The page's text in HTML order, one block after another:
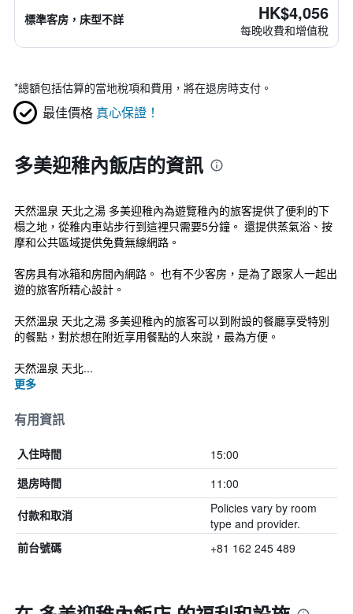
標準客房，床型不詳 HK$4,056
每晚收費和增值稅
*總額包括估算的當地稅項和費用，將在退房時支付。
最佳價格 真心保證！
多美迎稚內飯店的資訊
天然溫泉 天北之湯 多美迎稚內為遊覽稚內的旅客提供了便利的下
榻之地，從稚内車站步行到這裡只需要5分鐘。 還提供蒸氣浴、按
摩和公共區域提供免費無線網路。
客房具有冰箱和房間內網路。 也有不少客房，是為了跟家人一起出
遊的旅客所精心設計。
天然溫泉 天北之湯 多美迎稚內的旅客可以到附設的餐廳享受特別
的餐點，對於想在附近享用餐點的人來說，最為方便。
天然溫泉 天北...
更多
有用資訊
入住時間 15:00
退房時間 11:00
付款和取消
Policies vary by room
type and provider.
前台號碼 +81 162 245 489